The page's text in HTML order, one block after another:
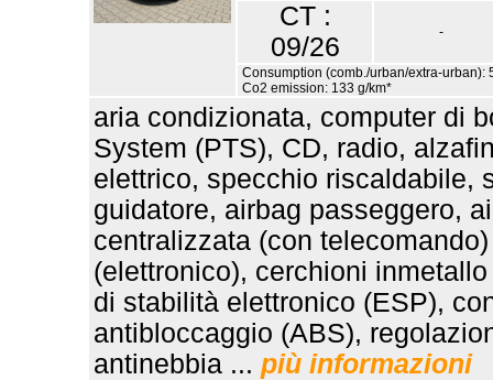
CT :
09/26
-
Consumption (comb./urban/extra-urban):
Co2 emission: 133 g/km*
aria condizionata, computer di
System (PTS), CD, radio,
elettrico, specchio riscaldabile,
guidatore, airbag passeggero,
centralizzata (con
(elettronico), cerchioni
di stabilità elettronico (ESP),
antibloccaggio (ABS),
antinebbia ... più informazioni